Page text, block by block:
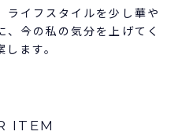
ライフスタイルを少し華や
今の私の気分を上げてく
ます。
ITEM